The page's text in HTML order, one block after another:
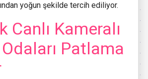
yoğun şekilde tercih ediliyor.
Canlı Kameralı
Patlama